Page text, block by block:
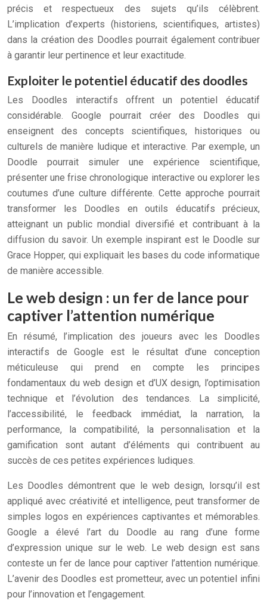
précis et respectueux des sujets qu’ils célèbrent.
L’implication d’experts (historiens, scientifiques, artistes)
dans la création des Doodles pourrait également contribuer
à garantir leur pertinence et leur exactitude.
Exploiter le potentiel éducatif des doodles
Les Doodles interactifs offrent un potentiel éducatif
considérable. Google pourrait créer des Doodles qui
enseignent des concepts scientifiques, historiques ou
culturels de manière ludique et interactive. Par exemple, un
Doodle pourrait simuler une expérience scientifique,
présenter une frise chronologique interactive ou explorer les
coutumes d’une culture différente. Cette approche pourrait
transformer les Doodles en outils éducatifs précieux,
atteignant un public mondial diversifié et contribuant à la
diffusion du savoir. Un exemple inspirant est le Doodle sur
Grace Hopper, qui expliquait les bases du code informatique
de manière accessible.
Le web design : un fer de lance pour
captiver l’attention numérique
En résumé, l’implication des joueurs avec les Doodles
interactifs de Google est le résultat d’une conception
méticuleuse qui prend en compte les principes
fondamentaux du web design et d’UX design, l’optimisation
technique et l’évolution des tendances. La simplicité,
l’accessibilité, le feedback immédiat, la narration, la
performance, la compatibilité, la personnalisation et la
gamification sont autant d’éléments qui contribuent au
succès de ces petites expériences ludiques.
Les Doodles démontrent que le web design, lorsqu’il est
appliqué avec créativité et intelligence, peut transformer de
simples logos en expériences captivantes et mémorables.
Google a élevé l’art du Doodle au rang d’une forme
d’expression unique sur le web. Le web design est sans
conteste un fer de lance pour captiver l’attention numérique.
L’avenir des Doodles est prometteur, avec un potentiel infini
pour l’innovation et l’engagement.